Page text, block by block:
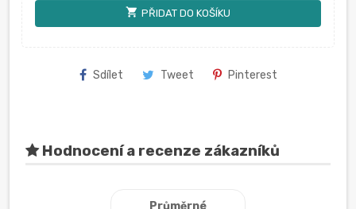
shopping_cart PŘIDAT DO KOŠÍKU
Sdílet Tweet Pinterest
Hodnocení a recenze zákazníků
Průměrné